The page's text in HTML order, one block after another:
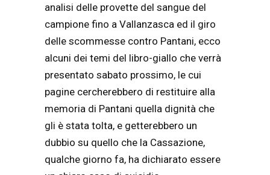
analisi delle provette del sangue del
campione fino a Vallanzasca ed il giro
delle scommesse contro Pantani, ecco
alcuni dei temi del libro-giallo che verrà
presentato sabato prossimo, le cui
pagine cercherebbero di restituire alla
memoria di Pantani quella dignità che
gli è stata tolta, e getterebbero un
dubbio su quello che la Cassazione,
qualche giorno fa, ha dichiarato essere